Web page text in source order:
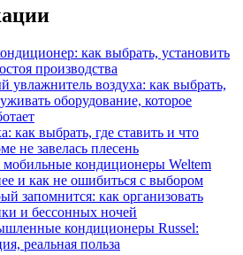
как выбрать, установить
производства
увлажнитель воздуха: как выбрать,
оборудование, которое
как выбрать, где ставить и что
не завелась плесень
мобильные кондиционеры Weltem
и как не ошибиться с выбором
запомнится: как организовать
и бессонных ночей
кондиционеры Russel:
реальная польза